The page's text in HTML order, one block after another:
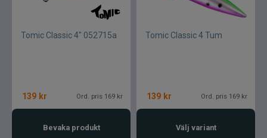
Tomic Classic 4" 052715a
139 kr Ord. pris 169 kr
Bevaka produkt
Tomic Classic 4 Tum
139 kr Ord. pris 169 kr
Välj variant